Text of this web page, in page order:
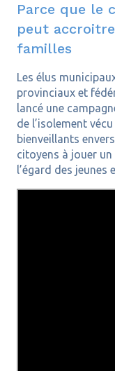
Parce que le
peut
familles
Les élus
provinciaux et
lancé une
de l’isolement
bienveillants
citoyens à jouer
l’égard des jeunes